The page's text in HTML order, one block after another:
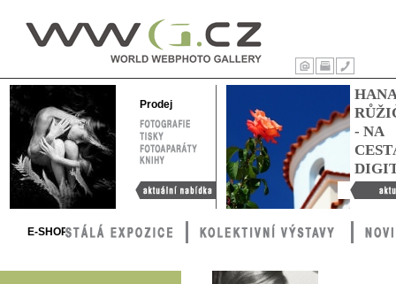
WWG – World
Webphoto
Gallery
ÚvodTisk Kontakty
Prodej
FOTOGRAFIE
TISKY
FOTOAPARÁTY
KNIHY
Aktuální nabídka
HANA
- NA
Hana
cestách
E-SHOP